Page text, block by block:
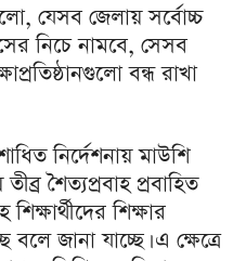
যেসব জেলায় সর্বোচ্চ
নিচে নামবে, সেসব
বন্ধ রাখা
নির্দেশনায় মাউশি
শৈত্যপ্রবাহ প্রবাহিত
শিক্ষার
বলে জানা যাচ্ছে। এ ক্ষেত্রে